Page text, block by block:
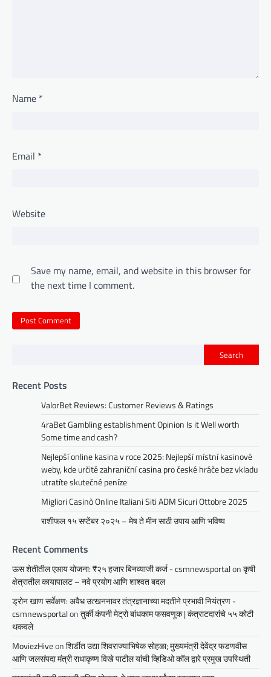
Name *
Email *
Website
Save my name, email, and website in this browser for
the next time I comment.
Search
Recent Posts
ValorBet Reviews: Customer Reviews & Ratings
4raBet Gambling establishment Opinion Is it Well worth
Some time and cash?
Nejlepší online kasina v roce 2025: Nejlepší místní kasinové
weby, kde určitě zahraniční casina pro české hráče bez vkladu
utratíte skutečné peníze
Migliori Casinò Online Italiani Siti ADM Sicuri Ottobre 2025
राशीफल १५ सप्टेंबर २०२५ – मेष ते मीन साठी उपाय आणि भविष्य
Recent Comments
ऊस शेतीतील एआय योजना: ₹२५ हजार बिनव्याजी कर्ज - csmnewsportalonकृषी
क्षेत्रातील कायापालट – नवे प्रयोग आणि शाश्वत बदल
ड्रोन खाण सर्वेक्षण: अवैध उत्खननावर तंत्रज्ञानाच्या मदतीने प्रभावी नियंत्रण -
csmnewsportalonतुर्की कंपनी मेट्रो बांधकाम फसवणूक | कंत्राटदारांचे ५५ कोटी
थकवले
MoviezHiveonशिर्डीत उद्या शिवराज्याभिषेक सोहळा; मुख्यमंत्री देवेंद्र फडणवीस
आणि जलसंपदा मंत्री राधाकृष्ण विखे पाटील यांची व्हिडिओ कॉल द्वारे प्रमुख उपस्थिती